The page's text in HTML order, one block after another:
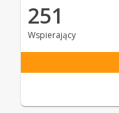
251
Wspierający